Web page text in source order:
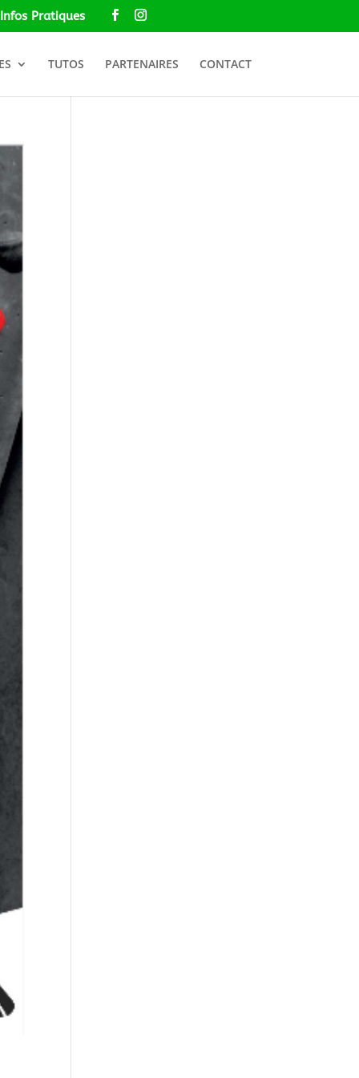
Pratiques
TUTOS PARTENAIRES CONTACT